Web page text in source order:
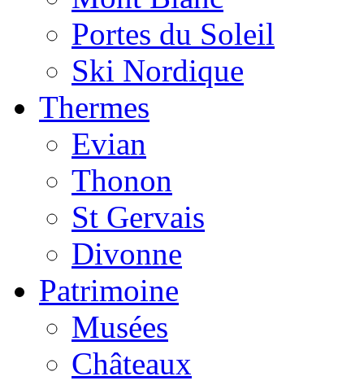
Portes du Soleil
Ski Nordique
Thermes
Evian
Thonon
St Gervais
Divonne
Patrimoine
Musées
Châteaux